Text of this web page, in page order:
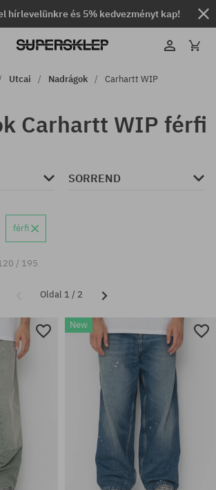
hírlevelünkre és 5% kedvezményt kap!
Utcai Nadrágok Carhartt WIP
Carhartt WIP férfi
SORREND
férfi
/ 195
Oldal 1 / 2
New